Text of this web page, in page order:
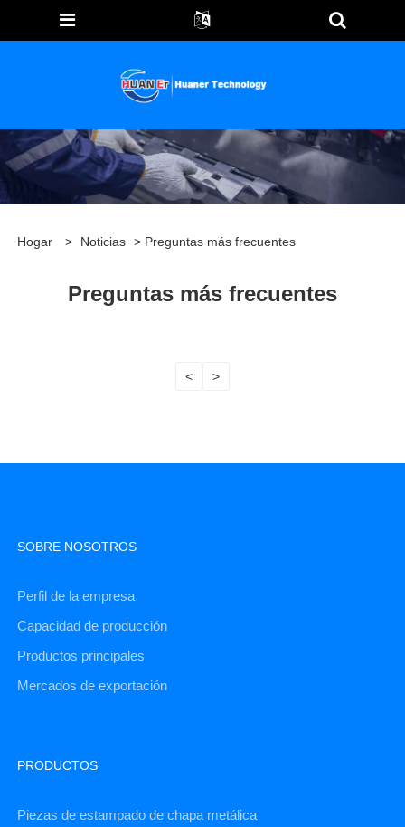
Hogar > Noticias > Preguntas más frecuentes
Preguntas más frecuentes
< >
SOBRE NOSOTROS
Perfil de la empresa
Capacidad de producción
Productos principales
Mercados de exportación
PRODUCTOS
Piezas de estampado de chapa metálica